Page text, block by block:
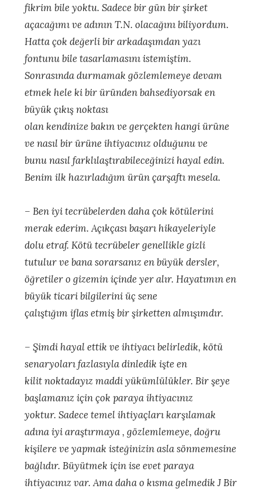
fikrim bile yoktu. Sadece bir gün bir şirket
açacağımı ve adının T.N. olacağını biliyordum.
Hatta çok değerli bir arkadaşımdan yazı
fontunu bile tasarlamasını istemiştim.
Sonrasında durmamak gözlemlemeye devam
etmek hele ki bir üründen bahsediyorsak en
büyük çıkış noktası
olan kendinize bakın ve gerçekten hangi ürüne
ve nasıl bir ürüne ihtiyacınız olduğunu ve
bunu nasıl farklılaştırabileceğinizi hayal edin.
Benim ilk hazırladığım ürün çarşaftı mesela.
– Ben iyi tecrübelerden daha çok kötülerini
merak ederim. Açıkçası başarı hikayeleriyle
dolu etraf. Kötü tecrübeler genellikle gizli
tutulur ve bana sorarsanız en büyük dersler,
öğretiler o gizemin içinde yer alır. Hayatımın en
büyük ticari bilgilerini üç sene
çalıştığım iflas etmiş bir şirketten almışımdır.
– Şimdi hayal ettik ve ihtiyacı belirledik, kötü
senaryoları fazlasıyla dinledik işte en
kilit noktadayız maddi yükümlülükler. Bir şeye
başlamanız için çok paraya ihtiyacınız
yoktur. Sadece temel ihtiyaçları karşılamak
adına iyi araştırmaya , gözlemlemeye, doğru
kişilere ve yapmak isteğinizin asla sönmemesine
bağlıdır. Büyütmek için ise evet paraya
ihtiyacınız var. Ama daha o kısma gelmedik J Bir